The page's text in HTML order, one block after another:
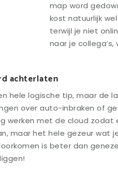
map word
kost natuurlijk
terwijl je niet
naar je
achterlaten
hele logische tip, maar de
over auto-inbraken of
werken met de cloud zodat
maar het hele gezeur wat
is beter dan